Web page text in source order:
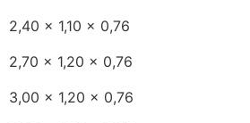
2,40 x 1,10 x 0,76
2,70 x 1,20 x 0,76
3,00 x 1,20 x 0,76